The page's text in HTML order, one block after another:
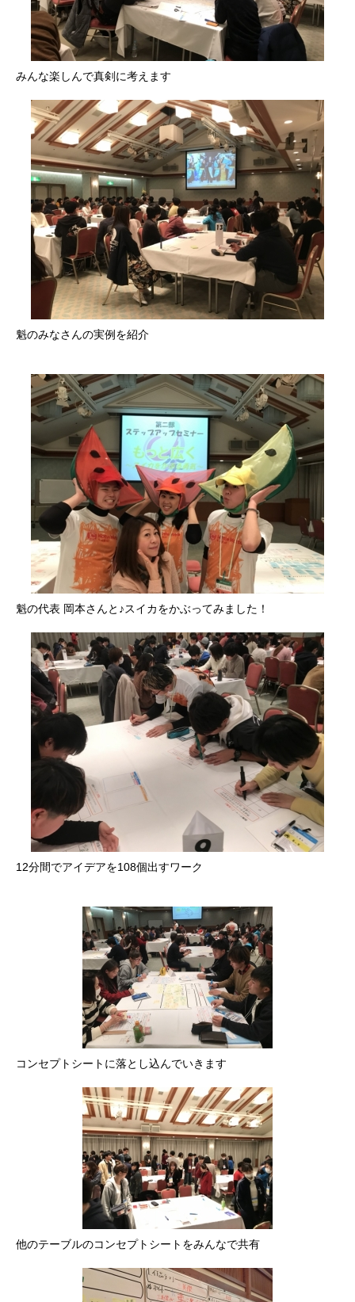
みんな楽しんで真剣に考えます
魁のみなさんの実例を紹介
魁の代表 岡本さんと♪スイカをかぶってみました！
12分間でアイデアを108個出すワーク
コンセプトシートに落とし込んでいきます
他のテーブルのコンセプトシートをみんなで共有